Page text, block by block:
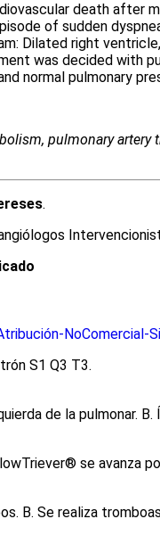
death
of sudden
Dilated right
was decided
normal pulmonary
pulmonary artery
.
NoComercial-
S1 Q3 T3.
de la pulmonar. B.
se avanza
B. Se realiza